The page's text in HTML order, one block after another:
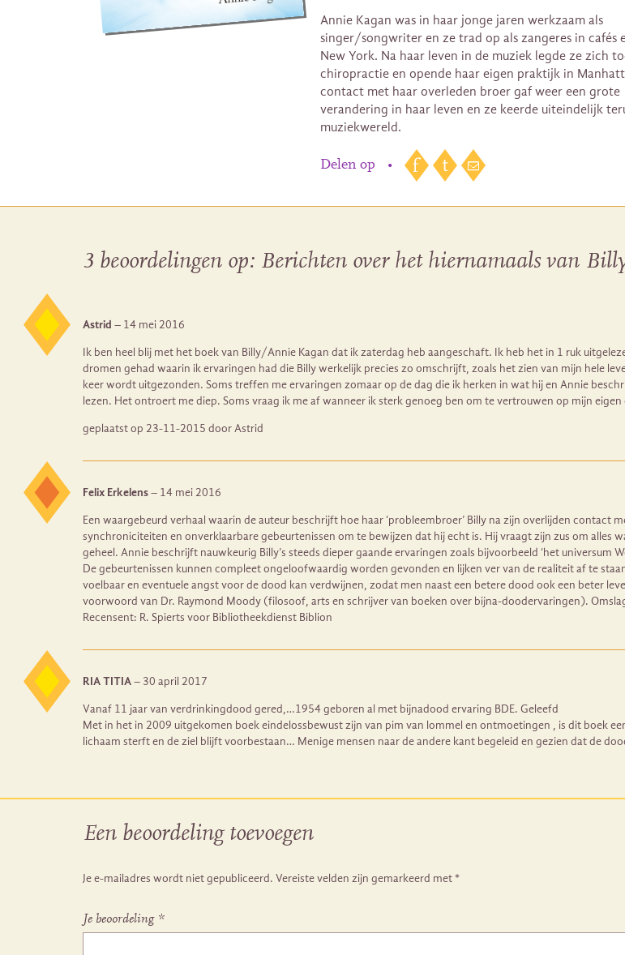
Annie Kagan was in haar jonge jaren werkzaam als
singer/songwriter en ze trad op als zangeres in cafés
New York. Na haar leven in de muziek legde ze zich
chiropractie en opende haar eigen praktijk in
contact met haar overleden broer gaf weer een grote
verandering in haar leven en ze keerde uiteindelijk
muziekwereld.
Delen op •
3 beoordelingen op: Berichten over het hiernamaals van
Astrid – 14 mei 2016
Ik ben heel blij met het boek van Billy/Annie Kagan dat ik zaterdag heb aangeschaft. Ik heb het in 1 ruk
dromen gehad waarin ik ervaringen had die Billy werkelijk precies zo omschrijft, zoals het zien van mijn hele
keer wordt uitgezonden. Soms treffen me ervaringen zomaar op de dag die ik herken in wat hij en Annie
lezen. Het ontroert me diep. Soms vraag ik me af wanneer ik sterk genoeg ben om te vertrouwen op mijn
geplaatst op 23-11-2015 door Astrid
Felix Erkelens– 14 mei 2016
Een waargebeurd verhaal waarin de auteur beschrijft hoe haar ‘probleembroer’ Billy na zijn overlijden contact
synchroniciteiten en onverklaarbare gebeurtenissen om te bewijzen dat hij echt is. Hij vraagt zijn zus om alles
geheel. Annie beschrijft nauwkeurig Billy’s steeds dieper gaande ervaringen zoals bijvoorbeeld ‘het universum
De gebeurtenissen kunnen compleet ongeloofwaardig worden gevonden en lijken ver van de realiteit af te
voelbaar en eventuele angst voor de dood kan verdwijnen, zodat men naast een betere dood ook een beter
voorwoord van Dr. Raymond Moody (filosoof, arts en schrijver van boeken over bijna-doodervaringen).
Recensent: R. Spierts voor Bibliotheekdienst Biblion
RIA TITIA– 30 april 2017
Vanaf 11 jaar van verdrinkingdood gered,…1954 geboren al met bijnadood ervaring BDE. Geleefd
Met in het in 2009 uitgekomen boek eindelossbewust zijn van pim van lommel en ontmoetingen , is dit boek
lichaam sterft en de ziel blijft voorbestaan… Menige mensen naar de andere kant begeleid en gezien dat de
Een beoordeling toevoegen
Je e-mailadres wordt niet gepubliceerd. Vereiste velden zijn gemarkeerd met*
Je beoordeling *